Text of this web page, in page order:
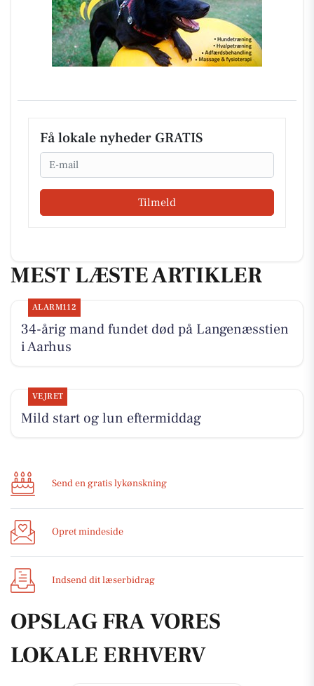
Få lokale nyheder GRATIS
Email
Tilmeld
MEST LÆSTE ARTIKLER
ALARM112
34-årig mand fundet død på Langenæsstien
i Aarhus
VEJRET
Mild start og lun eftermiddag
Send en gratis lykønskning
Opret mindeside
Indsend dit læserbidrag
OPSLAG FRA VORES
LOKALE ERHVERV